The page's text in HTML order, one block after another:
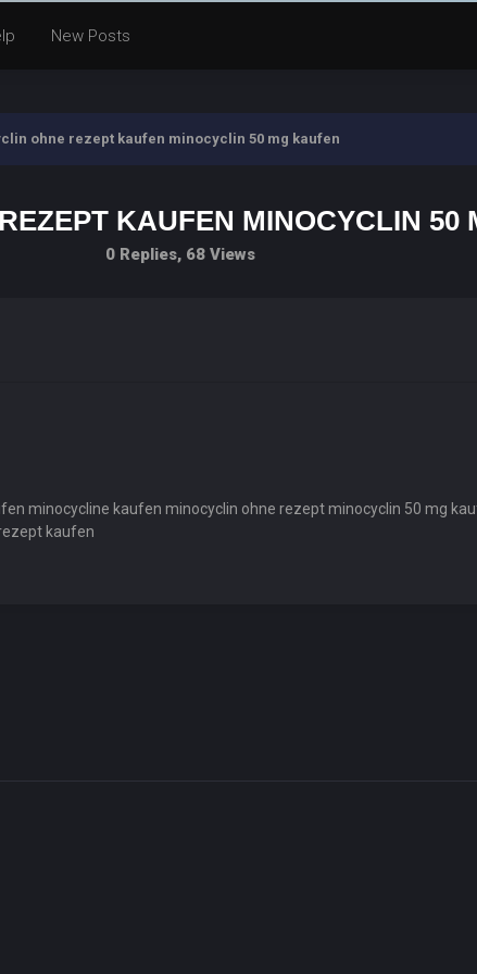
New Posts
ohne rezept kaufen minocyclin 50 mg kaufen
KAUFEN MINOCYCLIN 50
0 Replies, 68 Views
minocycline kaufen minocyclin ohne rezept minocyclin 50 mg
kaufen